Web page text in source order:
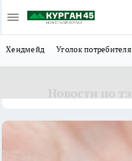
Хендмейд Уголок потребителя